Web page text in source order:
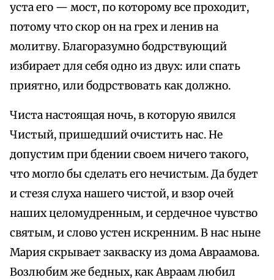
уста его — мост, по которому все проходит,
потому что скор он на грех и ленив на
молитву. Благоразумно бодрствующий
избирает для себя одно из двух: или спать
приятно, или бодрствовать как должно.
Чиста настоящая ночь, в которую явился
Чистый, пришедший очистить нас. Не
допустим при бдении своем ничего такого,
что могло бы сделать его нечистым. Да будет
и стезя слуха нашего чистой, и взор очей
наших целомудренным, и сердечное чувство
святым, и слово устен искренним. В нас ныне
Мария скрывает закваску из дома Авраамова.
Возлюбим же бедных, как Авраам любил